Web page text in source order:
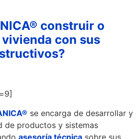
construir o
con sus
se encarga de desarrollar y
de productos y sistemas
asesoría técnica sobre sus